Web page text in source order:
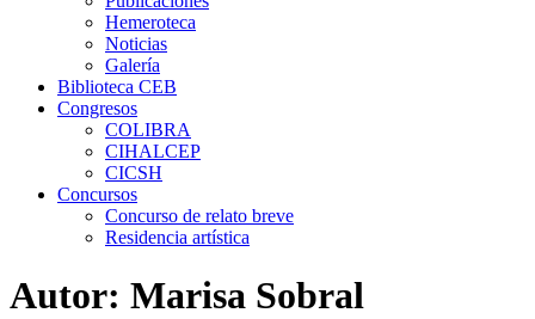
Hemeroteca
Noticias
Galería
Biblioteca CEB
Congresos
COLIBRA
CIHALCEP
CICSH
Concursos
Concurso de relato breve
Residencia artística
Autor: Marisa Sobral